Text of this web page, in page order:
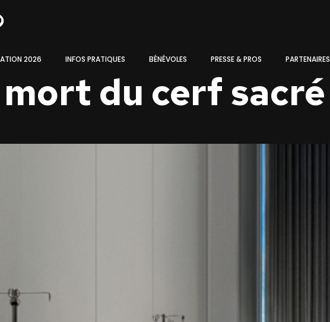
2026 INFOS PRATIQUES BÉNÉVOLES PRESSE & PROS PARTENAIRES
mort du cerf sacré